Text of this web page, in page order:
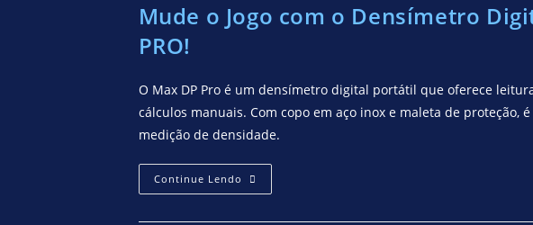
Mude o Jogo com o Densímetro
PRO!
O Max DP Pro é um densímetro digital portátil que oferece
cálculos manuais. Com copo em aço inox e maleta de proteção,
medição de densidade.
Continue Lendo